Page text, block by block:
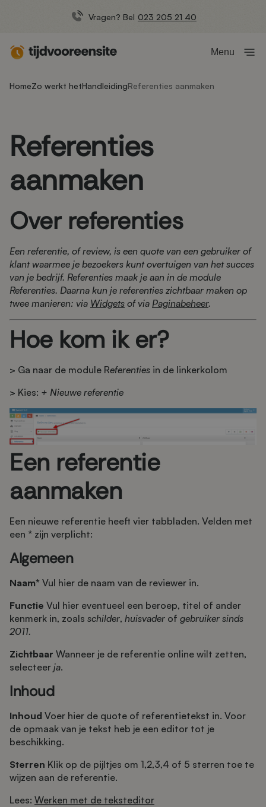
Vragen? Bel 023 205 21 40
Menu
HomeZo werkt hetHandleidingReferenties aanmaken
Referenties
aanmaken
Over referenties
Een referentie, of review, is een quote van een gebruiker of
klant waarmee je bezoekers kunt overtuigen van het succes
van je bedrijf. Referenties maak je aan in de module
Referenties. Daarna kun je referenties zichtbaar maken op
twee manieren: via Widgets of via Paginabeheer.
Hoe kom ik er?
> Ga naar de module Referenties in de linkerkolom
> Kies: + Nieuwe referentie
Een referentie
aanmaken
Een nieuwe referentie heeft vier tabbladen. Velden met
een * zijn verplicht:
Algemeen
Naam* Vul hier de naam van de reviewer in.
Functie Vul hier eventueel een beroep, titel of ander
kenmerk in, zoals schilder, huisvader of gebruiker sinds
2011.
Zichtbaar Wanneer je de referentie online wilt zetten,
selecteer ja.
Inhoud
Inhoud Voer hier de quote of referentietekst in. Voor
de opmaak van je tekst heb je een editor tot je
beschikking.
Sterren Klik op de pijltjes om 1,2,3,4 of 5 sterren toe te
wijzen aan de referentie.
Lees: Werken met de teksteditor